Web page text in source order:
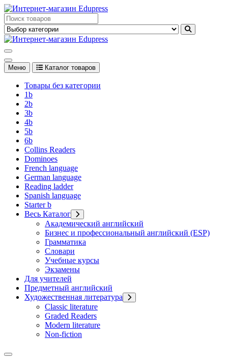
Перейти
к
содержимому
Edupress Uzbekistan, Edupress Узбекистан, книги, учебники на
английском языке
английском языке
Меню Каталог товаров
Товары без категории
1b
2b
3b
4b
5b
6b
Collins Readers
Dominoes
French language
German language
Reading ladder
Spanish language
Starter b
Весь Каталог
Академический английский
Бизнес и профессиональный английский (ESP)
Грамматика
Словари
Учебные курсы
Экзамены
Для учителей
Предметный английский
Художественная литература
Classic literature
Graded Readers
Modern literature
Non-fiction